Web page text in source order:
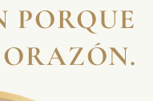
PORQUE